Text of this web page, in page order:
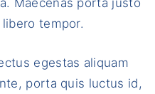
Maecenas porta justo
tempor.
egestas aliquam
porta quis luctus id,